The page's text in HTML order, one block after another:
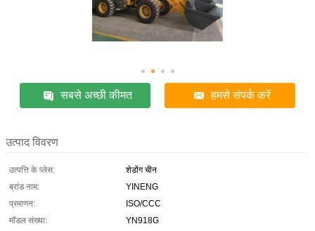
सबसे अच्छी कीमत हमसे संपर्क करें
उत्पाद विवरण
उत्पत्ति के प्लेस:
शेडोंग चीन
ब्रांड नाम:
YINENG
प्रमाणन:
ISO/CCC
मॉडल संख्या:
YN918G